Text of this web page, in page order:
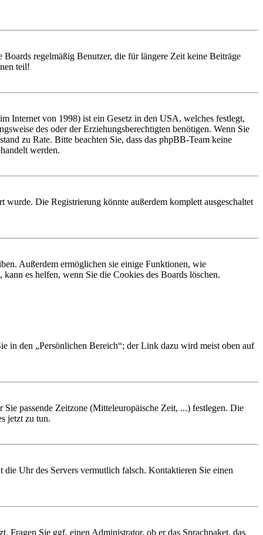
regelmäßig Benutzer, die für längere Zeit keine Beiträge
teil!
Internet von 1998) ist ein Gesetz in den USA, welches festlegt,
des oder der Erziehungsberechtigten benötigen. Wenn Sie
zu Rate. Bitte beachten Sie, dass das phpBB-Team keine
werden.
Die Registrierung könnte außerdem komplett ausgeschaltet
Außerdem ermöglichen sie einige Funktionen, wie
es helfen, wenn Sie die Cookies des Boards löschen.
in den „Persönlichen Bereich“; der Link dazu wird meist oben auf
passende Zeitzone (Mitteleuropäische Zeit, ...) festlegen. Die
jetzt zu tun.
Uhr des Servers vermutlich falsch. Kontaktieren Sie einen
Fragen Sie ggf. einen Administrator, ob er das Sprachpaket, das